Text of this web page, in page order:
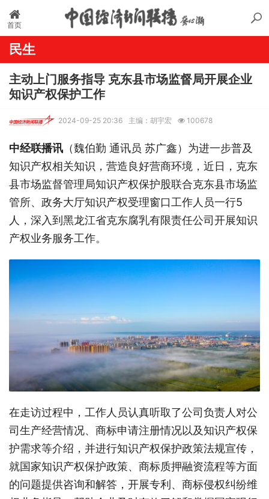
首页
民生
主动上门服务指导 克东县市场监督局开展企业
知识产权保护工作
2024-09-25 20:36 主编：胡宇宏 100678
中经联播讯 （魏伯勤 通讯员 苏广鑫）为进一步普及
知识产权相关知识，营造良好营商环境，近日，克东
县市场监督管理局知识产权保护股联合克东县市场监
管所、政务大厅知识产权受理窗口工作人员一行5
人，深入到黑龙江省克东腐乳有限责任公司开展知识
产权业务服务工作。
在走访过程中，工作人员认真听取了公司负责人对公
司生产经营情况、商标申请注册情况以及知识产权保
护需求等介绍，并进行知识产权保护政策法规宣传，
就国家知识产权保护政策、商标质押融资流程等方面
的问题提供咨询和解答，开展专利、商标侵权纠纷维